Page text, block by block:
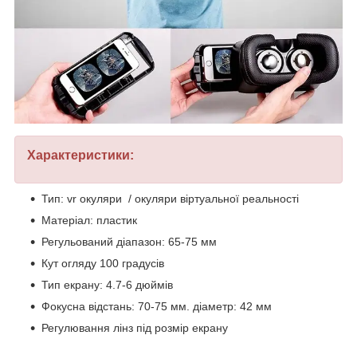
Характеристики:
Тип: vr окуляри / окуляри віртуальної реальності
Матеріал: пластик
Регульований діапазон: 65-75 мм
Кут огляду 100 градусів
Тип екрану: 4.7-6 дюймів
Фокусна відстань: 70-75 мм. діаметр: 42 мм
Регулювання лінз під розмір екрану